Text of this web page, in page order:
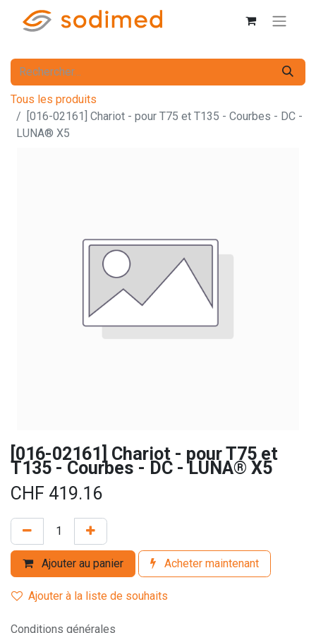
Tous les produits
[016-02161] Chariot - pour T75 et T135 - Courbes - DC -
LUNA® X5
[016-02161] Chariot - pour T75 et
T135 - Courbes - DC - LUNA® X5
CHF 419.16
Ajouter au panier Acheter maintenant
Ajouter à la liste de souhaits
Conditions générales